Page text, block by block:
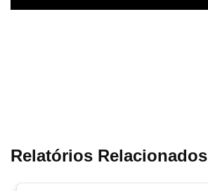
Relatórios Relacionados